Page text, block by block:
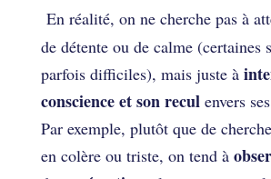
En réalité, on ne cherche pas à
de détente ou de calme (certaines
parfois difficiles), mais juste à
conscience et son recul envers
Par exemple, plutôt que de
en colère ou triste, on tend à